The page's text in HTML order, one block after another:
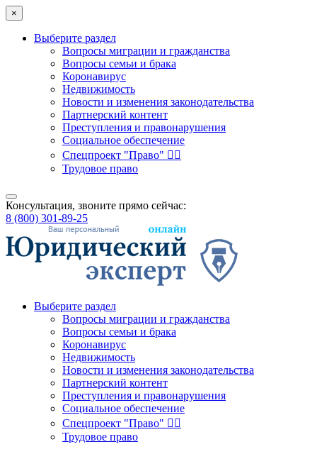
×
Выберите раздел
Вопросы миграции и гражданства
Вопросы семьи и брака
Коронавирус
Недвижимость
Новости и изменения законодательства
Партнерский контент
Преступления и правонарушения
Социальное обеспечение
Спецпроект "Право" 👮‍♂️
Трудовое право
Консультация, звоните прямо сейчас:
8 (800) 301-89-25
Выберите раздел
Вопросы миграции и гражданства
Вопросы семьи и брака
Коронавирус
Недвижимость
Новости и изменения законодательства
Партнерский контент
Преступления и правонарушения
Социальное обеспечение
Спецпроект "Право" 👮‍♂️
Трудовое право